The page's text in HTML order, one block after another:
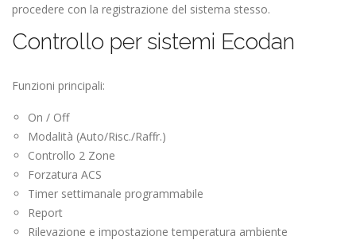
procedere con la registrazione del sistema stesso.
Controllo per sistemi Ecodan
Funzioni principali:
On / Off
Modalità (Auto/Risc./Raffr.)
Controllo 2 Zone
Forzatura ACS
Timer settimanale programmabile
Report
Rilevazione e impostazione temperatura ambiente